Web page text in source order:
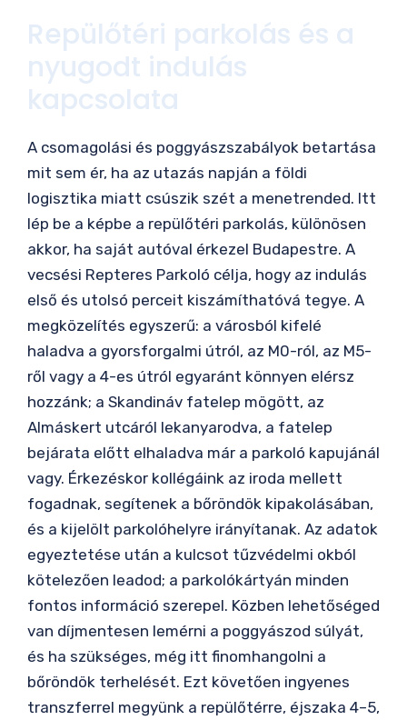
Repülőtéri parkolás és a
nyugodt indulás
kapcsolata
A csomagolási és poggyászszabályok betartása
mit sem ér, ha az utazás napján a földi
logisztika miatt csúszik szét a menetrended. Itt
lép be a képbe a repülőtéri parkolás, különösen
akkor, ha saját autóval érkezel Budapestre. A
vecsési Repteres Parkoló célja, hogy az indulás
első és utolsó perceit kiszámíthatóvá tegye. A
megközelítés egyszerű: a városból kifelé
haladva a gyorsforgalmi útról, az M0-ról, az M5-
ről vagy a 4-es útról egyaránt könnyen elérsz
hozzánk; a Skandináv fatelep mögött, az
Almáskert utcáról lekanyarodva, a fatelep
bejárata előtt elhaladva már a parkoló kapujánál
vagy. Érkezéskor kollégáink az iroda mellett
fogadnak, segítenek a bőröndök kipakolásában,
és a kijelölt parkolóhelyre irányítanak. Az adatok
egyeztetése után a kulcsot tűzvédelmi okból
kötelezően leadod; a parkolókártyán minden
fontos információ szerepel. Közben lehetőséged
van díjmentesen lemérni a poggyászod súlyát,
és ha szükséges, még itt finomhangolni a
bőröndök terhelését. Ezt követően ingyenes
transzferrel megyünk a repülőtérre, éjszaka 4–5,